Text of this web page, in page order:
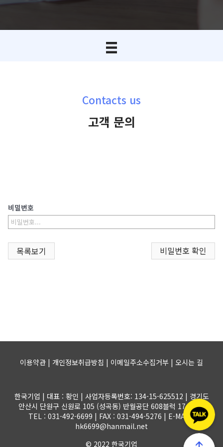
Contacts us
고객 문의
비밀번호
목록보기 비밀번호 확인
이용약관 | 개인정보취급방침 | 이메일주소수집거부 | 오시는 길
한국기업 | 대표 : 황인 | 사업자등록번호: 134-15-625512 | 경기도
안산시 단원구 신원로 105 (성곡동) 반월공단 608블럭 17-1롯트
TEL : 031-492-6699 | FAX : 031-494-5276 | E-MAIL :
hk6699@hanmail.net
© 2022 한국기업